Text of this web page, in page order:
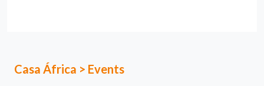
Casa África > Events